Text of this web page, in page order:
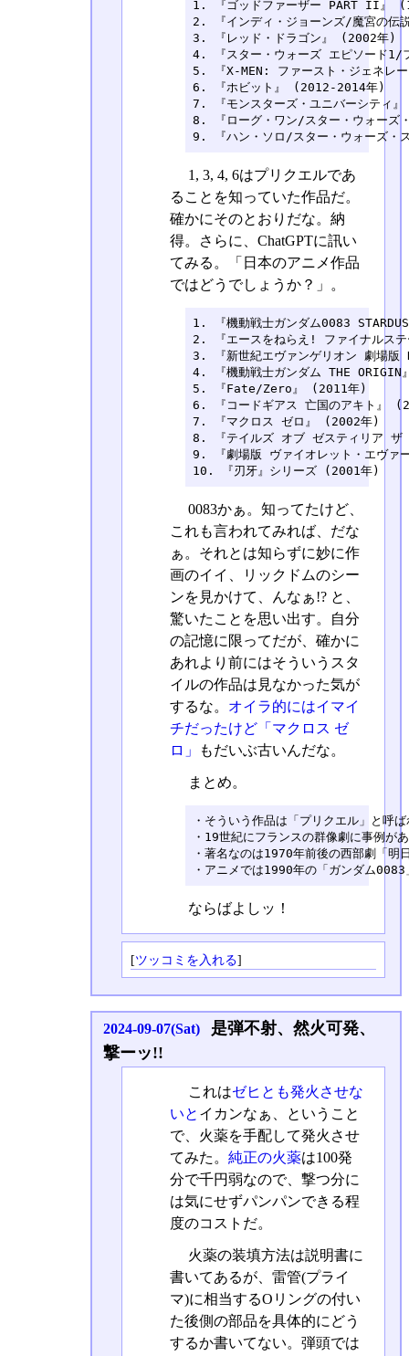
1. 『ゴッドファーザー PART II』
2. 『インディ・ジョーンズ/魔宮の
3. 『レッド・ドラゴン』 (2002年)
4. 『スター・ウォーズ エピソード1/
5. 『X-MEN: ファースト・ジェネレ
6. 『ホビット』 (2012-2014年)
7. 『モンスターズ・ユニバーシティ
8. 『ローグ・ワン/スター・ウォーズ
9. 『ハン・ソロ/スター・ウォーズ・
1, 3, 4, 6はプリクエルであ
ることを知っていた作品だ。
確かにそのとおりだな。納
得。さらに、ChatGPTに訊い
てみる。「日本のアニメ作品
ではどうでしょうか？」。
1. 『機動戦士ガンダム0083
2. 『エースをねらえ! ファイナルス
3. 『新世紀エヴァンゲリオン 劇場
4. 『機動戦士ガンダム THE
5. 『Fate/Zero』 (2011年)
6. 『コードギアス 亡国のアキト』
7. 『マクロス ゼロ』 (2002年)
8. 『テイルズ オブ ゼスティリア
9. 『劇場版 ヴァイオレット・エヴァ
10. 『刃牙』シリーズ (2001年)
0083かぁ。知ってたけど、
これも言われてみれば、だな
ぁ。それとは知らずに妙に作
画のイイ、リックドムのシー
ンを見かけて、んなぁ!? と、
驚いたことを思い出す。自分
の記憶に限ってだが、確かに
あれより前にはそういうスタ
イルの作品は見なかった気が
するな。 オイラ的にはイマイ
チだったけど「マクロス ゼ
ロ」
もだいぶ古いんだな。
まとめ。
・そういう作品は「プリクエル」と呼ば
・19世紀にフランスの群像劇に事例が
・著名なのは1970年前後の西部劇「明
・アニメでは1990年の「ガンダム0083
ならばよしッ！
[ツッコミを入れる]
2024-09-07(Sat)
是弾不射、然火可発、
撃ーッ!!
これはゼヒとも発火させな
いと イカンなぁ、ということ
で、火薬を手配して発火させ
てみた。 純正の火薬は100発
分で千円弱なので、撃つ分に
は気にせずパンパンできる程
度のコストだ。
火薬の装填方法は説明書に
書いてあるが、雷管(プライ
マ)に相当するOリングの付い
た後側の部品を具体的にどう
するか書いてない。弾頭では